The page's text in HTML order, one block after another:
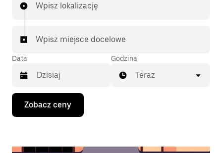
Wpisz lokalizację
Wpisz miejsce docelowe
Data
Naciśnij
klawisz
strzałki
Godzina
Teraz
Zobacz ceny